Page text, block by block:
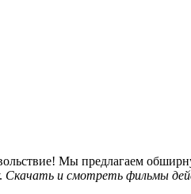
Мы предлагаем
Скачать и смотреть фильмы